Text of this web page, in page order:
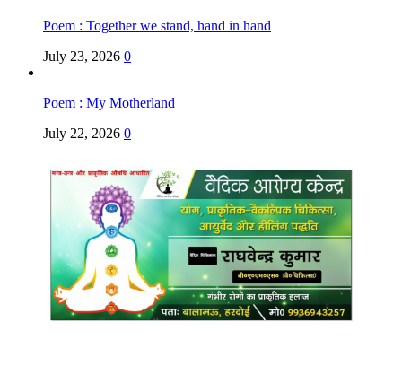
Poem : Together we stand, hand in hand
July 23, 2026 0
Poem : My Motherland
July 22, 2026 0